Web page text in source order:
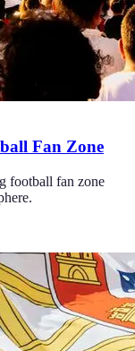
Fan Zone
football fan zone